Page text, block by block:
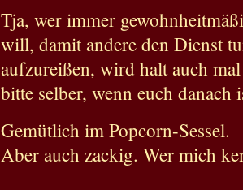
Tja, wer immer
will, damit andere den Dienst
aufzureißen, wird halt auch
bitte selber, wenn euch
Gemütlich im Popcorn-Sessel.
Aber auch zackig. Wer mich